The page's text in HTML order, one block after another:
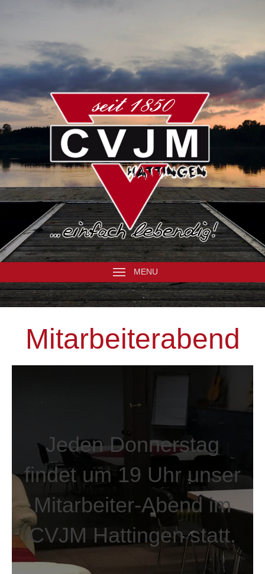
MENU
Mitarbeiterabend
Jeden Donnerstag
findet um 19 Uhr unser
Mitarbeiter-Abend im
CVJM Hattingen statt.